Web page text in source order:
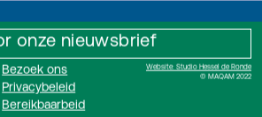
Bereikbaarbeid
Privacybeleid
Bezoek ons
Website: Studio Hessel de Ronde
© MAQAM 2022